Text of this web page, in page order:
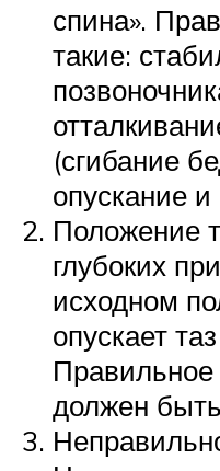
спина».
такие:
(сгибание
опускание
Положение
глубоких
исходном
опускает
должен